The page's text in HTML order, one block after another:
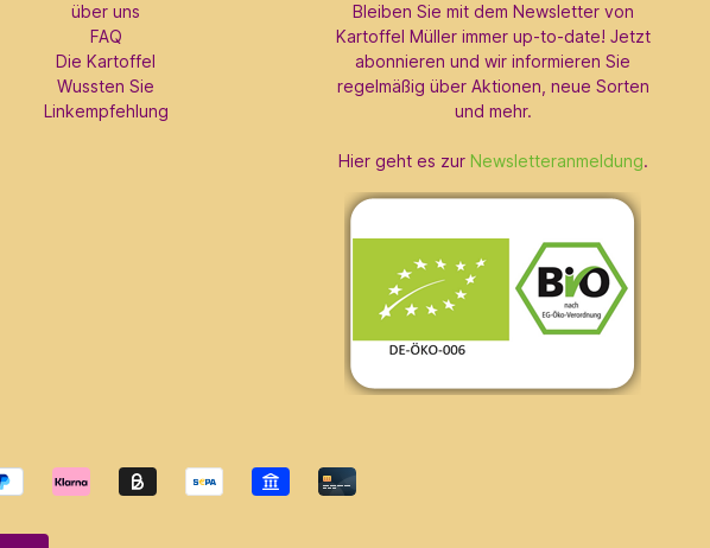
über uns
FAQ
Die Kartoffel
Wussten Sie
Linkempfehlung
Bleiben Sie mit dem Newsletter von
Kartoffel Müller immer up-to-date! Jetzt
abonnieren und wir informieren Sie
regelmäßig über Aktionen, neue Sorten
und mehr.
Hier geht es zur Newsletteranmeldung.